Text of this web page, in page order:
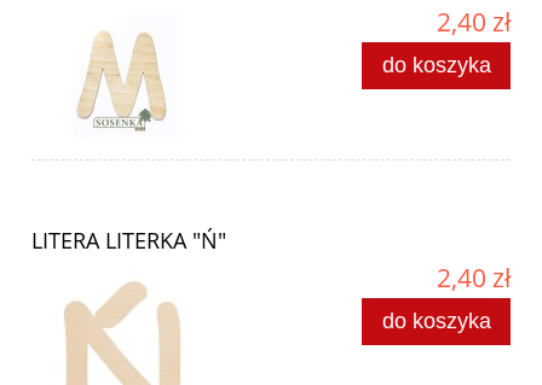
2,40 zł
do koszyka
LITERA LITERKA "Ń"
2,40 zł
do koszyka